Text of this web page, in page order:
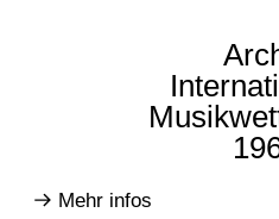
Mehr infos